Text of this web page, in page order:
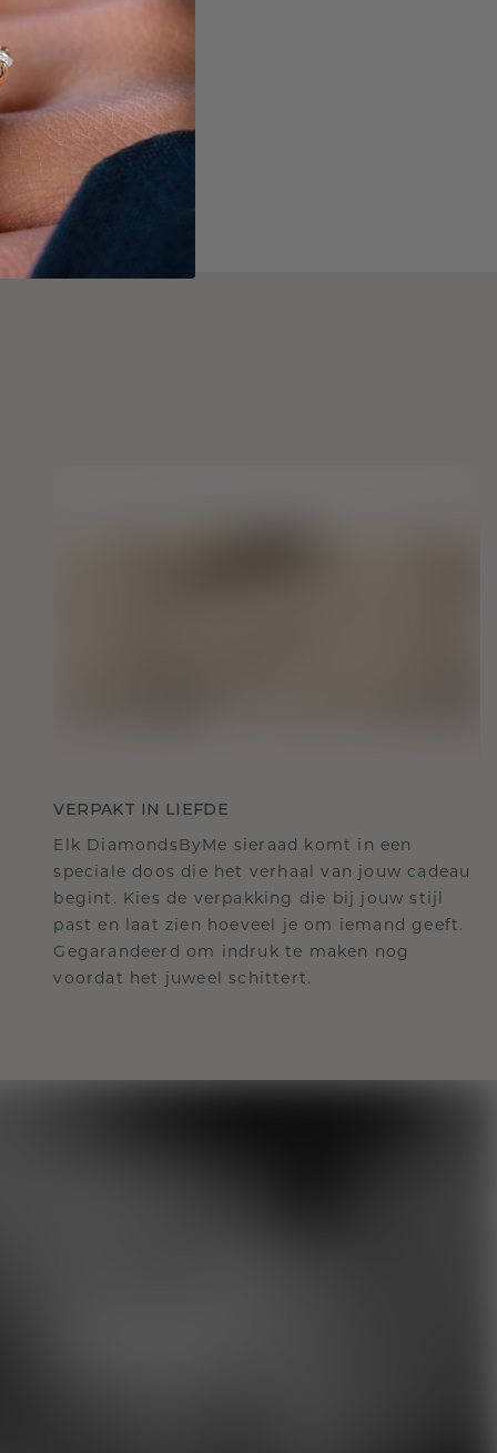
VERPAKT IN LIEFDE
Elk DiamondsByMe sieraad komt in een
speciale doos die het verhaal van jouw cadeau
begint. Kies de verpakking die bij jouw stijl
past en laat zien hoeveel je om iemand geeft.
Gegarandeerd om indruk te maken nog
voordat het juweel schittert.